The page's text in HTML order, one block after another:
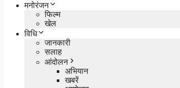
मनोरंजन
फिल्म
खेल
विधि
जानकारी
सलाह
आंदोलन
अभियान
खबरें